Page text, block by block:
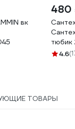
вк
480
тюбик
4.6
ТОВАРЫ